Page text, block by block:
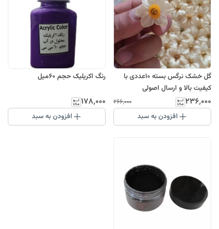
گل خشک نرگس بسته 10عددی با
کیفیت بالا و ارسال اصولی
۲۳۶٬۰۰۰ ۲۶۶٬۰۰۰
افزودن به سبد
رنگ اکریلیک حجم 60میل
۱۷۸٬۰۰۰
افزودن به سبد